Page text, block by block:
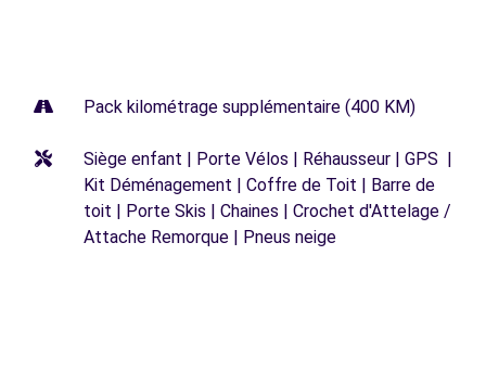
Pack kilométrage supplémentaire (400 KM)
Siège enfant | Porte Vélos | Réhausseur | GPS |
Kit Déménagement | Coffre de Toit | Barre de
toit | Porte Skis | Chaines | Crochet d'Attelage /
Attache Remorque | Pneus neige